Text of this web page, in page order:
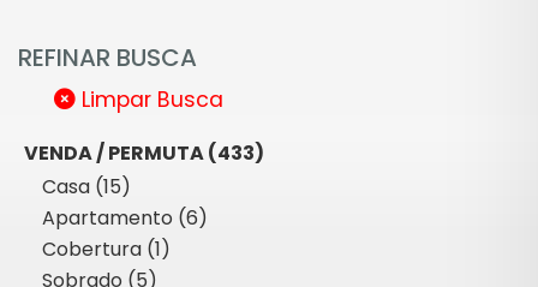
REFINAR BUSCA
Limpar Busca
VENDA / PERMUTA (433)
Casa (15)
Apartamento (6)
Cobertura (1)
Sobrado (5)